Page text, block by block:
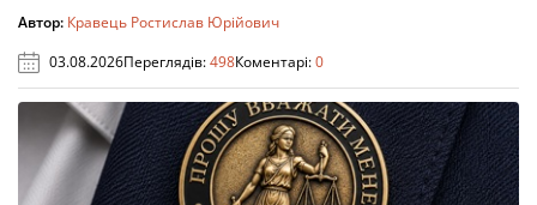
Автор: Кравець Ростислав Юрійович
03.08.2026Переглядів:498Коментарі:0